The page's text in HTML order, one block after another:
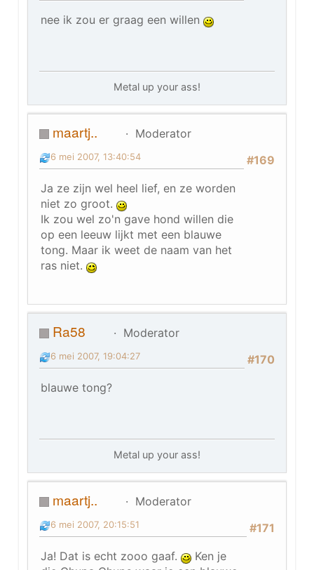
nee ik zou er graag een willen
Metal up your ass!
maartj..
Moderator
#169
6 mei 2007, 13:40:54
Ja ze zijn wel heel lief, en ze worden
niet zo groot.
Ik zou wel zo'n gave hond willen die
op een leeuw lijkt met een blauwe
tong. Maar ik weet de naam van het
ras niet.
Ra58
Moderator
#170
6 mei 2007, 19:04:27
blauwe tong?
Metal up your ass!
maartj..
Moderator
#171
6 mei 2007, 20:15:51
Ja! Dat is echt zooo gaaf.
Ken je